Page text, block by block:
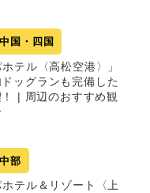
中国・四国
テル〈高松空港〉」
ッグランも完備した
| 周辺のおすすめ観
中部
テル＆リゾート〈上